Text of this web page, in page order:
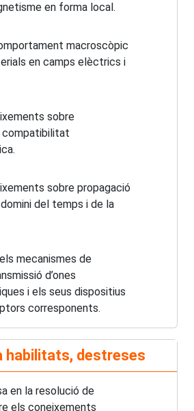
en forma local.
macroscòpic
en camps elèctrics i
sobre
sobre propagació
del temps i de la
mecanismes de
d’ones
i els seus dispositius
corresponents.
habilitats, destreses
en la resolució de
els coneixements